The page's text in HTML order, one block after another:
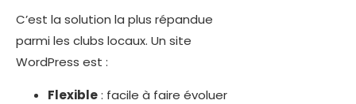
C’est la solution la plus répandue
parmi les clubs locaux. Un site
WordPress est :
Flexible: facile à faire évoluer